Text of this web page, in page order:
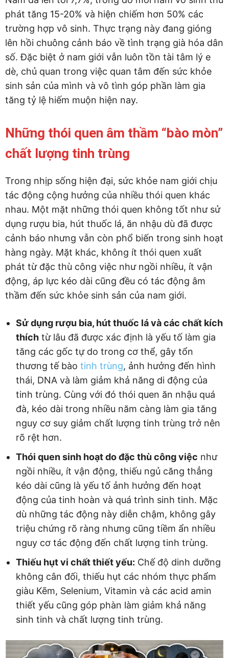
phát tăng 15-20% và hiện chiếm hơn 50% các
trường hợp vô sinh. Thực trạng này đang gióng
lên hồi chuông cảnh báo về tình trạng già hóa dân
số. Đặc biệt ở nam giới vẫn luôn tồn tài tâm lý e
dè, chủ quan trong việc quan tâm đến sức khỏe
sinh sản của mình và vô tình góp phần làm gia
tăng tỷ lệ hiếm muộn hiện nay.
Những thói quen âm thầm “bào mòn”
chất lượng tinh trùng
Trong nhịp sống hiện đại, sức khỏe nam giới chịu
tác động cộng hưởng của nhiều thói quen khác
nhau. Một mặt những thói quen không tốt như sử
dụng rượu bia, hút thuốc lá, ăn nhậu dù đã được
cảnh báo nhưng vẫn còn phổ biến trong sinh hoạt
hàng ngày. Mặt khác, không ít thói quen xuất
phát từ đặc thù công việc như ngồi nhiều, ít vận
động, áp lực kéo dài cũng đều có tác động âm
thầm đến sức khỏe sinh sản của nam giới.
Sử dụng rượu bia, hút thuốc lá và các chất kích
thích từ lâu đã được xác định là yếu tố làm gia
tăng các gốc tự do trong cơ thể, gây tổn
thương tế bào tinh trùng, ảnh hưởng đến hình
thái, DNA và làm giảm khả năng di động của
tinh trùng. Cùng với đó thói quen ăn nhậu quá
đà, kéo dài trong nhiều năm càng làm gia tăng
nguy cơ suy giảm chất lượng tinh trùng trở nên
rõ rệt hơn.
Thói quen sinh hoạt do đặc thù công việc như
ngồi nhiều, ít vận động, thiếu ngủ căng thẳng
kéo dài cũng là yếu tố ảnh hưởng đến hoạt
động của tinh hoàn và quá trình sinh tinh. Mặc
dù những tác động này diễn chậm, không gây
triệu chứng rõ ràng nhưng cũng tiềm ẩn nhiều
nguy cơ tác động đến chất lượng tinh trùng.
Thiếu hụt vi chất thiết yếu: Chế độ dinh dưỡng
không cân đối, thiếu hụt các nhóm thực phẩm
giàu Kẽm, Selenium, Vitamin và các acid amin
thiết yếu cũng góp phàn làm giảm khả năng
sinh tinh và chất lượng tinh trùng.